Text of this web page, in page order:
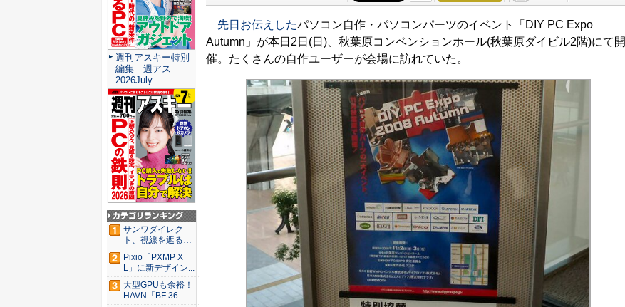
先日お伝えしたパソコン自作・パソコンパーツのイベント「DIY PC Expo
Autumn」が本日2日(日)、秋葉原コンベンションホール(秋葉原ダイビル2階)にて開
催。たくさんの自作ユーザーが会場に訪れていた。
週刊アスキー特別
編集 週アス
2026July
サンワダイレク
ト、視線を遮るフ
ェルト製デ...
Pixio「PXMP X
L」に新デザイン...
大型GPUも余裕！
HAVN「BF 36...